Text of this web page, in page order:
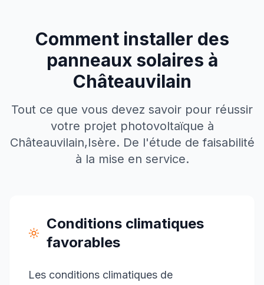
Comment installer des
panneaux solaires à
Châteauvilain
Tout ce que vous devez savoir pour réussir
votre projet photovoltaïque à
Châteauvilain,Isère. De l'étude de faisabilité
à la mise en service.
Conditions climatiques
favorables
Les conditions climatiques de